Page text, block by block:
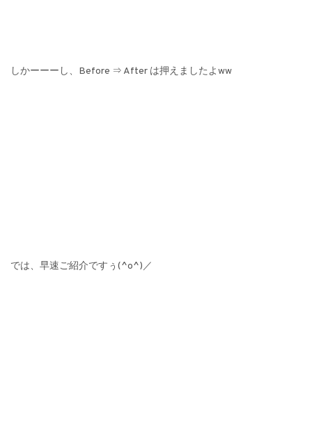
しかーーーし、Before ⇒ After は押えましたよww
では、早速ご紹介ですぅ(^o^)／